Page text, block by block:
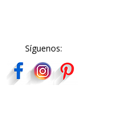
Síguenos: